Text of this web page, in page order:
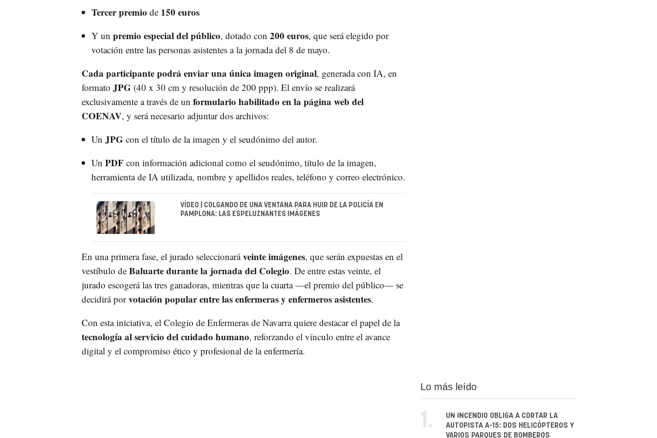
Tercer premio de 150 euros
Y un premio especial del público, dotado con 200 euros, que será elegido por
votación entre las personas asistentes a la jornada del 8 de mayo.
Cada participante podrá enviar una única imagen original, generada con IA, en
formato JPG(40 x 30 cm y resolución de 200 ppp). El envío se realizará
exclusivamente a través de un formulario habilitado en la página web del
COENAV, y será necesario adjuntar dos archivos:
Un JPGcon el título de la imagen y el seudónimo del autor.
Un PDF con información adicional como el seudónimo, título de la imagen,
herramienta de IA utilizada, nombre y apellidos reales, teléfono y correo electrónico.
VÍDEO | COLGANDO DE UNA VENTANA PARA HUIR DE LA POLICÍA EN
PAMPLONA: LAS ESPELUZNANTES IMÁGENES
En una primera fase, el jurado seleccionaráveinte imágenes, que serán expuestas en el
vestíbulo de Baluarte durante la jornada del Colegio. De entre estas veinte, el
jurado escogerá las tres ganadoras, mientras que la cuarta —el premio del público— se
decidirá porvotación popular entre las enfermeras y enfermeros asistentes.
Con esta iniciativa, el Colegio de Enfermeras de Navarra quiere destacar el papel de la
tecnología al servicio del cuidado humano, reforzando el vínculo entre el avance
digital y el compromiso ético y profesional de la enfermería.
Lo más leído
1.
UN INCENDIO OBLIGA A CORTAR LA
AUTOPISTA A-15: DOS HELICÓPTEROS Y
VARIOS PARQUES DE BOMBEROS